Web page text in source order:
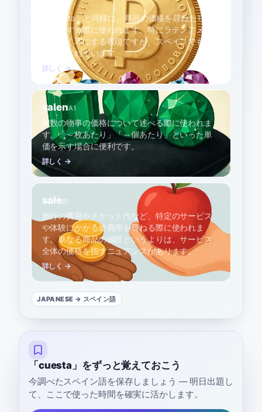
「cuesta」と同様に、商品の価格を尋ねたり述
べたりする際に使われます。特にラテンアメリ
カでよく耳にする表現ですが、スペインでも広
く理解されています。
詳しく →
valenA1
複数の物事の価格について述べる際に使われま
す。「～枚あたり」「～個あたり」といった単
価を示す場合に便利です。
詳しく →
sale B1
旅行の費用やチケット代など、特定のサービス
や体験にかかる総費用を尋ねる際に使われま
す。単なる商品の値段というよりは、サービス
全体の価格を指すニュアンスがあります。
詳しく →
JAPANESE → スペイン語
「cuesta」をずっと覚えておこう
今調べたスペイン語を保存しましょう — 明日出題し
て、ここで使った時間を確実に活かします。